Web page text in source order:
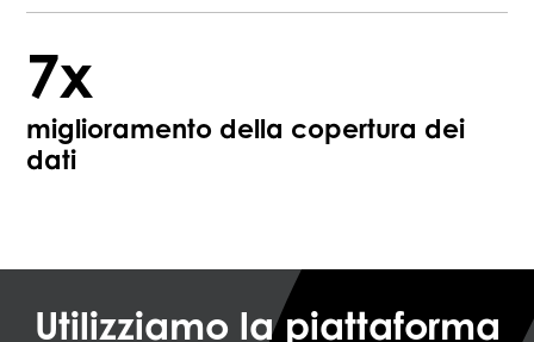
7x
miglioramento della copertura dei
dati
Utilizziamo la piattaforma